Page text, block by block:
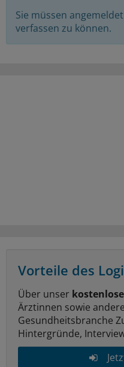
Sie müssen
verfassen zu können.
Vorteile des
Über unser
Ärztinnen sowie
Gesundheitsbranche
Hintergründe,